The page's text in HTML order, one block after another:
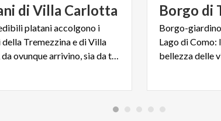
di Villa Carlotta
platani accolgono i
Tremezzina e di Villa
Carlotta, da ovunque arrivino, sia da terra sia dall’acqua.
Borgo di
Borgo-
Lago di Como: